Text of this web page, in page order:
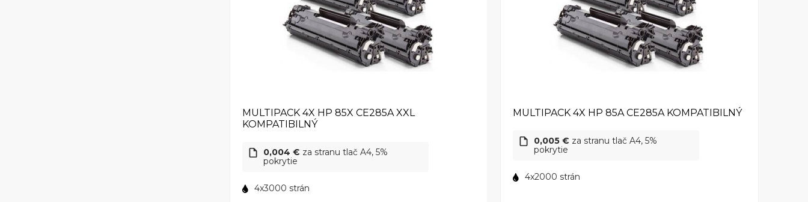
MULTIPACK 4X HP 85X CE285A XXL
KOMPATIBILNÝ
0,004 € za stranu tlač A4, 5%
pokrytie
4x3000 strán
MULTIPACK 4X HP 85A CE285A KOMPATIBILNÝ
0,005 € za stranu tlač A4, 5%
pokrytie
4x2000 strán